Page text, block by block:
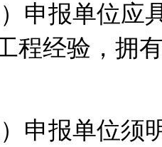
）申报单位
程经验，拥
）申报单位